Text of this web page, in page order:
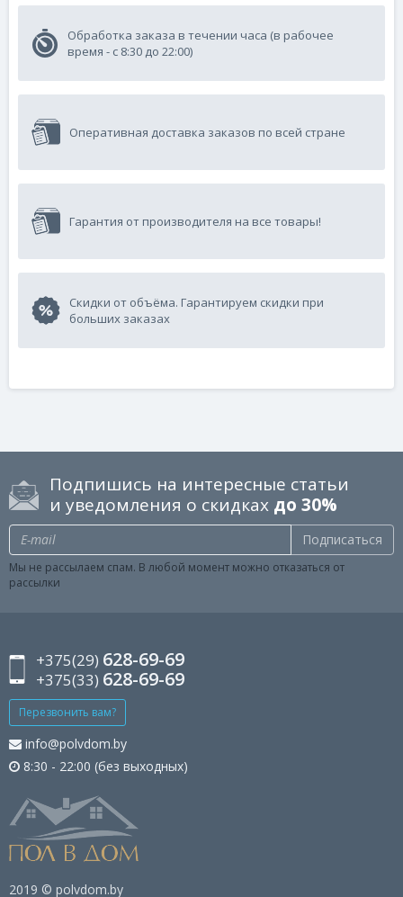
Обработка заказа в течении часа (в рабочее
время - с 8:30 до 22:00)
Оперативная доставка заказов по всей стране
Гарантия от производителя на все товары!
Скидки от объёма. Гарантируем скидки при
больших заказах
Подпишись на интересные статьи
и уведомления о скидках до 30%
Подписаться
Мы не рассылаем спам. В любой момент можно отказаться от
рассылки
2019 © polvdom.by
+375(29) 628-69-69
+375(33) 628-69-69
Перезвонить вам?
info@polvdom.by
8:30 - 22:00 (без выходных)